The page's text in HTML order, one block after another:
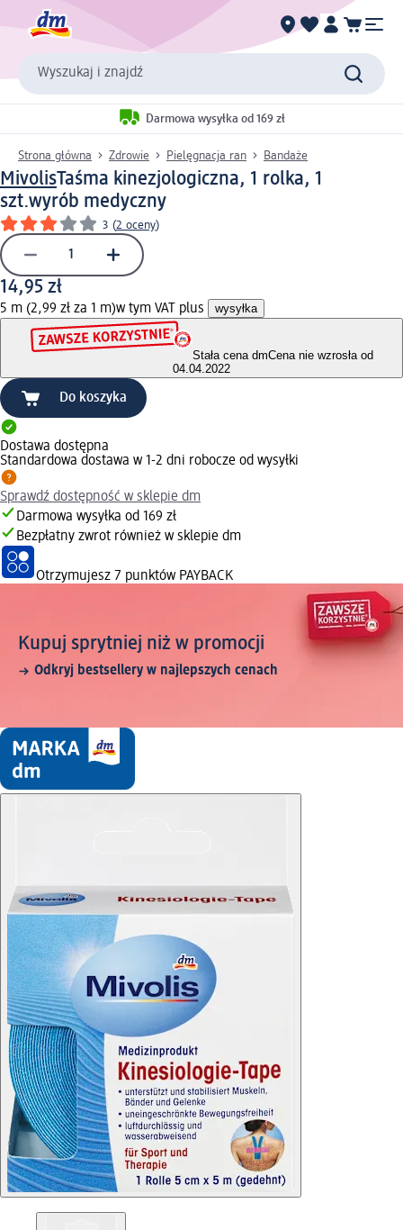
Wyszukaj i znajdź
Darmowa wysyłka od 169 zł
Strona główna Zdrowie Pielęgnacja ran Bandaże
MivolisTaśma kinezjologiczna, 1 rolka, 1
szt.wyrób medyczny
3 (2 oceny)
14,95 zł
5 m (2,99 zł za 1 m)w tym VAT plus wysyłka
Stała cena dmCena nie wzrosła od
04.04.2022
Do koszyka
Dostawa dostępna
Standardowa dostawa w 1-2 dni robocze od wysyłki
Sprawdź dostępność w sklepie dm
Darmowa wysyłka od 169 zł
Bezpłatny zwrot również w sklepie dm
Otrzymujesz 7 punktów PAYBACK
Kupuj sprytniej niż w promocji
Odkryj bestsellery w najlepszych cenach